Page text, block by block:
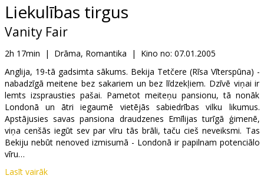
B2B
Kino
Klubs
Liekulības tirgus
Vanity Fair
2h 17min | Drāma, Romantika | Kino no: 07.01.2005
Anglija, 19-tā gadsimta sākums. Bekija Tetčere (Rīsa Vīterspūna) -
nabadzīgā meitene bez sakariem un bez līdzekļiem. Dzīvē viņai ir
lemts izsprausties pašai. Pametot meiteņu pansionu, tā nonāk
Londonā un ātri iegaumē vietējās sabiedrības vilku likumus.
Apstājusies savas pansiona draudzenes Emīlijas turīgā ģimenē,
viņa cenšās iegūt sev par vīru tās brāli, taču cieš neveiksmi. Tas
Bekiju nebūt nenoved izmisumā - Londonā ir papilnam potenciālo
vīru…
Lomās: Reese Witherspoon, Gabriel Byrne, Ramola Garai
Lasīt vairāk